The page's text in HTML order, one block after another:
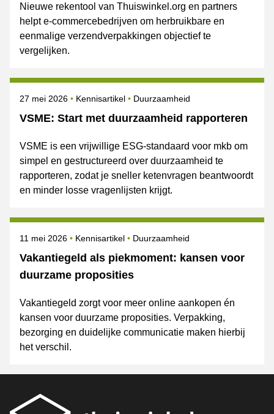
Nieuwe rekentool van Thuiswinkel.org en partners
helpt e-commercebedrijven om herbruikbare en
eenmalige verzendverpakkingen objectief te
vergelijken.
VSME: Start met duurzaamheid rapporteren
Gepubliceerd op
27 mei 2026 Kennisartikel Onderwerpen
Duurzaamheid
VSME is een vrijwillige ESG-standaard voor mkb om
simpel en gestructureerd over duurzaamheid te
rapporteren, zodat je sneller ketenvragen beantwoordt
en minder losse vragenlijsten krijgt.
Vakantiegeld als piekmoment: kansen voor
duurzame proposities
Gepubliceerd op
11 mei 2026 Kennisartikel Onderwerpen
Duurzaamheid
Vakantiegeld zorgt voor meer online aankopen én
kansen voor duurzame proposities. Verpakking,
bezorging en duidelijke communicatie maken hierbij
het verschil.